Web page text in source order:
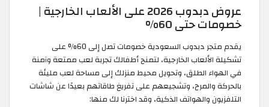
عروض دبدوب 2026 على الألعاب الخارجية |
خصومات حتى 60%
يقدم متجر دبدوب السعودية خصومات تصل إلى 60% على
تشكيلة الألعاب الخارجية، لتمنح أطفالك تجربة لعب ممتعة وآمنة
في الهواء الطلق، وتحويل محيط منزلك إلى مساحة لعب مليئة
بالحركة والمرح، وتشجيعهم على تفريغ طاقاتهم بعيدًا عن شاشات
التلفزيون والهواتف الذكية، وقد اخترنا لك منها: